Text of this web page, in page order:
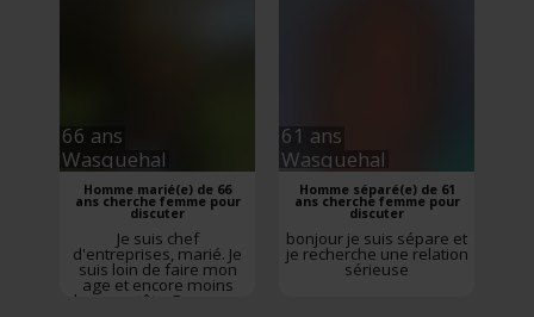
66 ans
Wasquehal
Homme marié(e) de 66
ans cherche femme pour
discuter
Je suis chef
d'entreprises, marié. Je
suis loin de faire mon
age et encore moins
dans ma tête. Beaucoup
61 ans
Wasquehal
Homme séparé(e) de 61
ans cherche femme pour
discuter
bonjour je suis sépare et
je recherche une relation
sérieuse